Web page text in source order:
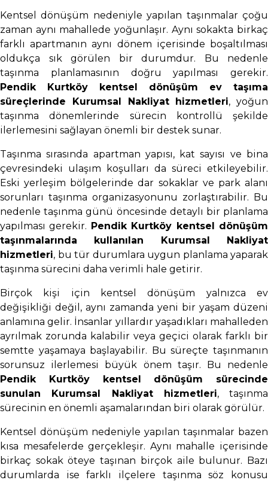
Kentsel dönüşüm nedeniyle yapılan taşınmalar çoğu
zaman aynı mahallede yoğunlaşır. Aynı sokakta birkaç
farklı apartmanın aynı dönem içerisinde boşaltılması
oldukça sık görülen bir durumdur. Bu nedenle
taşınma planlamasının doğru yapılması gerekir.
Pendik Kurtköy kentsel dönüşüm ev taşıma
süreçlerinde Kurumsal Nakliyat hizmetleri, yoğun
taşınma dönemlerinde sürecin kontrollü şekilde
ilerlemesini sağlayan önemli bir destek sunar.
Taşınma sırasında apartman yapısı, kat sayısı ve bina
çevresindeki ulaşım koşulları da süreci etkileyebilir.
Eski yerleşim bölgelerinde dar sokaklar ve park alanı
sorunları taşınma organizasyonunu zorlaştırabilir. Bu
nedenle taşınma günü öncesinde detaylı bir planlama
yapılması gerekir. Pendik Kurtköy kentsel dönüşüm
taşınmalarında kullanılan Kurumsal Nakliyat
hizmetleri, bu tür durumlara uygun planlama yaparak
taşınma sürecini daha verimli hale getirir.
Birçok kişi için kentsel dönüşüm yalnızca ev
değişikliği değil, aynı zamanda yeni bir yaşam düzeni
anlamına gelir. İnsanlar yıllardır yaşadıkları mahalleden
ayrılmak zorunda kalabilir veya geçici olarak farklı bir
semtte yaşamaya başlayabilir. Bu süreçte taşınmanın
sorunsuz ilerlemesi büyük önem taşır. Bu nedenle
Pendik Kurtköy kentsel dönüşüm sürecinde
sunulan Kurumsal Nakliyat hizmetleri, taşınma
sürecinin en önemli aşamalarından biri olarak görülür.
Kentsel dönüşüm nedeniyle yapılan taşınmalar bazen
kısa mesafelerde gerçekleşir. Aynı mahalle içerisinde
birkaç sokak öteye taşınan birçok aile bulunur. Bazı
durumlarda ise farklı ilçelere taşınma söz konusu